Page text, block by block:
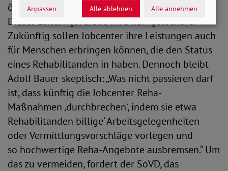
öffentlich geförderte Beschäftigung erhalten.
Dieses Leistungsverbot wird nun gelockert.
Zukünftig sollen Jobcenter ihre Leistungen auch
für Menschen erbringen können, die den Status
eines Rehabilitanden in haben. Dennoch bleibt
Adolf Bauer skeptisch: „Was nicht passieren darf
ist, dass künftig die Jobcenter Reha-
Maßnahmen ‚durchbrechen‘, indem sie etwa
Rehabilitanden billige‘ Arbeitsgelegenheiten
oder Vermittlungsvorschläge vorlegen und
so hochwertige Reha-Angebote ausbremsen.“ Um
das zu vermeiden, fordert der SoVD, das
Anpassen Alle ablehnen Alle annehmen